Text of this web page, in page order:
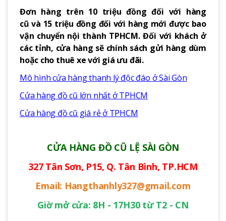
Đơn hàng trên 10 triệu đồng đối với hàng
cũ và 15 triệu đồng đối với hàng mới được bao
vận chuyển nội thành TPHCM. Đối với khách ở
các tỉnh, cửa hàng sẽ chính sách gửi hàng dùm
hoặc cho thuê xe với giá ưu đãi.
Mô hình cửa hàng thanh lý độc đáo ở Sài Gòn
Cửa hàng đồ cũ lớn nhất ở TPHCM
Cửa hàng đồ cũ giá rẻ ở TPHCM
CỬA HÀNG ĐỒ CŨ LỆ SÀI GÒN
327 Tân Sơn, P15, Q. Tân Bình, TP.HCM
Email: Hangthanhly327@gmail.com
Giờ mở cửa: 8H - 17H30 từ T2 - CN